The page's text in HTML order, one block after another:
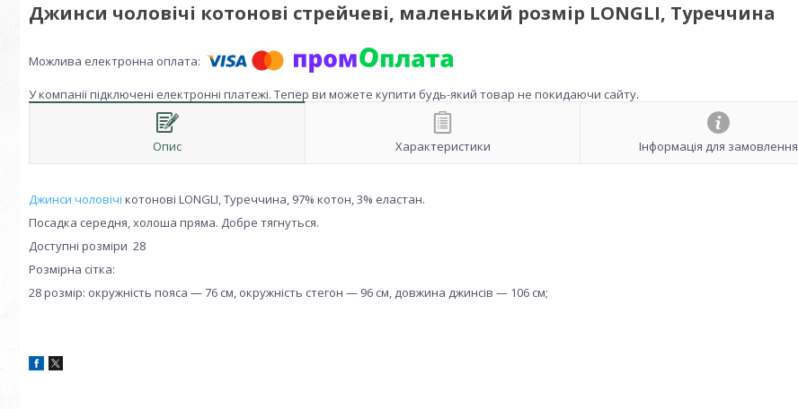
Джинси чоловічі котонові стрейчеві, маленький розмір LONGLI, Туреччина
У компанії підключені електронні платежі. Тепер ви можете купити будь-який товар не покидаючи сайту.
Опис Характеристики Інформація для замовлення
Джинси чоловічі котонові LONGLI, Туреччина, 97% котон, 3% еластан.
Посадка середня, холоша пряма. Добре тягнуться.
Доступні розміри 28
Розмірна сітка:
28 розмір: окружність пояса — 76 см, окружність стегон — 96 см, довжина джинсів — 106 см;